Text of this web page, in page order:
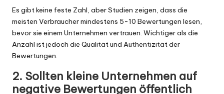
Es gibt keine feste Zahl, aber Studien zeigen, dass die
meisten Verbraucher mindestens 5-10 Bewertungen lesen,
bevor sie einem Unternehmen vertrauen. Wichtiger als die
Anzahl ist jedoch die Qualität und Authentizität der
Bewertungen.
2. Sollten kleine Unternehmen auf
negative Bewertungen öffentlich